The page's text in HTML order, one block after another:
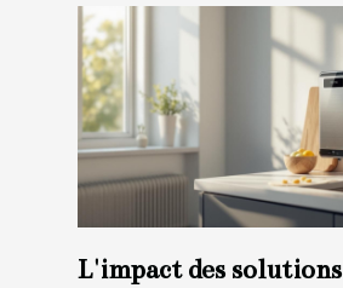
L'impact des solutions